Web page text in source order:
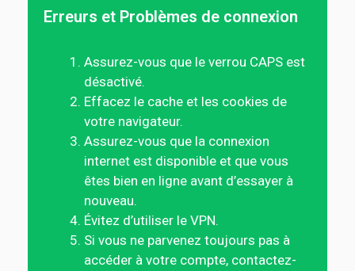
Erreurs et Problèmes de connexion
Assurez-vous que le verrou CAPS est
désactivé.
Effacez le cache et les cookies de
votre navigateur.
Assurez-vous que la connexion
internet est disponible et que vous
êtes bien en ligne avant d’essayer à
nouveau.
Évitez d’utiliser le VPN.
Si vous ne parvenez toujours pas à
accéder à votre compte, contactez-